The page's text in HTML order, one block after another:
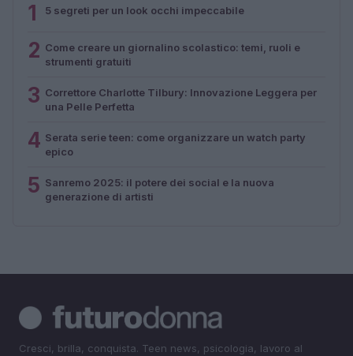
1 5 segreti per un look occhi impeccabile
2 Come creare un giornalino scolastico: temi, ruoli e
strumenti gratuiti
3 Correttore Charlotte Tilbury: Innovazione Leggera per
una Pelle Perfetta
4 Serata serie teen: come organizzare un watch party
epico
5 Sanremo 2025: il potere dei social e la nuova
generazione di artisti
Cresci, brilla, conquista. Teen news, psicologia, lavoro al